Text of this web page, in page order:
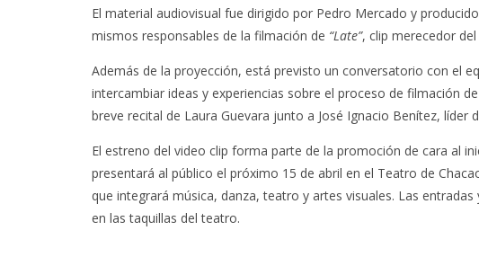
El material audiovisual fue dirigido por Pedro Mercado y
mismos responsables de la filmación de “Late”, clip merecedor
Además de la proyección, está previsto un conversatorio con el
intercambiar ideas y experiencias sobre el proceso de filmación
breve recital de Laura Guevara junto a José Ignacio Benítez, líder
El estreno del video clip forma parte de la promoción de cara al
presentará al público el próximo 15 de abril en el Teatro de
que integrará música, danza, teatro y artes visuales. Las
en las taquillas del teatro.